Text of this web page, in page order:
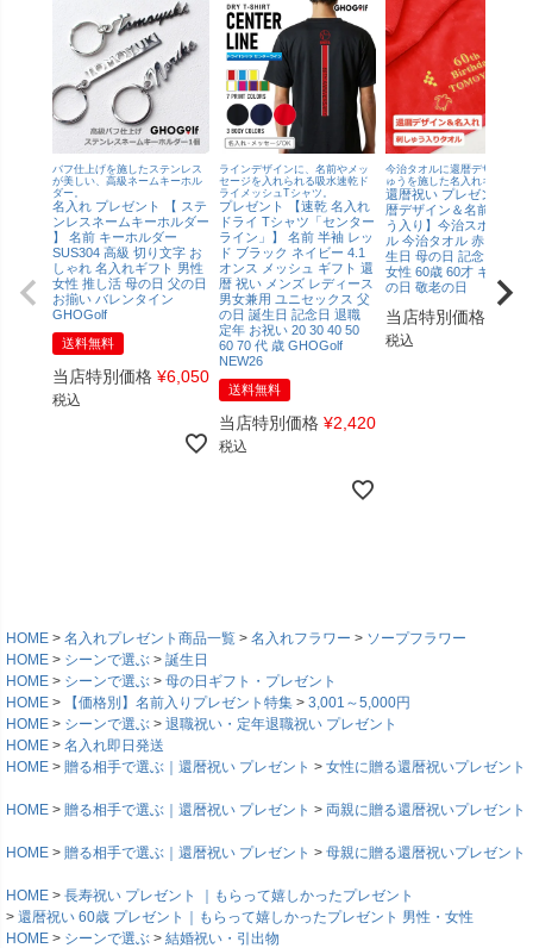
バフ仕上げを施したステンレス
が美しい、高級ネームキーホル
ダー。
名入れ プレゼント 【 ステ
ンレスネームキーホルダー
】 名前 キーホルダー
SUS304 高級 切り文字 お
しゃれ 名入れギフト 男性
女性 推し活 母の日 父の日
お揃い バレンタイン
GHOGolf
送料無料
当店特別価格 ¥6,050
税込
ラインデザインに、名前やメッ
セージを入れられる吸水速乾ド
ライメッシュTシャツ。
プレゼント 【速乾 名入れ
ドライ Tシャツ「センター
ライン」】 名前 半袖 レッ
ド ブラック ネイビー 4.1
オンス メッシュ ギフト 還
暦 祝い メンズ レディース
男女兼用 ユニセックス 父
の日 誕生日 記念日 退職
定年 お祝い 20 30 40 50
60 70 代 歳 GHOGolf
NEW26
送料無料
当店特別価格 ¥2,420
税込
今治タオルに還暦デザイン刺
ゅうを施した名入れギフト！
還暦祝い プレゼント【還
暦デザイン＆名前の刺し
う入り】今治スポーツタ
ル 今治タオル 赤タオル
生日 母の日 記念日 男性
女性 60歳 60才 ギフト 父
の日 敬老の日
当店特別価格
税込
HOME 名入れプレゼント商品一覧 名入れフラワー
ソープフラワー
HOME
シーンで選ぶ
誕生日
HOME
シーンで選ぶ
母の日ギフト・プレゼント
HOME
【価格別】名前入りプレゼント特集
3,001～5,000円
HOME
シーンで選ぶ
退職祝い・定年退職祝い プレゼント
HOME
名入れ即日発送
HOME
贈る相手で選ぶ｜還暦祝い プレゼント 女性に贈る還暦祝いプレゼント
HOME 贈る相手で選ぶ｜還暦祝い プレゼント 両親に贈る還暦祝いプレゼント
HOME 贈る相手で選ぶ｜還暦祝い プレゼント 母親に贈る還暦祝いプレゼント
HOME
長寿祝い プレゼント ｜もらって嬉しかったプレゼント
還暦祝い 60歳 プレゼント｜もらって嬉しかったプレゼント 男性・女性
HOME
シーンで選ぶ
結婚祝い・引出物